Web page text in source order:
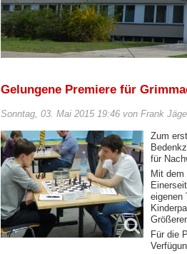
Gelungene Premiere für
Sonntag, 03. Mai 2015 19:46 von Frank
Zum
für
Mit dem
eigenen
Für die